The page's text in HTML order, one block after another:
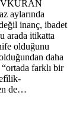
aylarında
inanç, ibadet
arada itikatta
olduğunu
daha
farklı bir
de…